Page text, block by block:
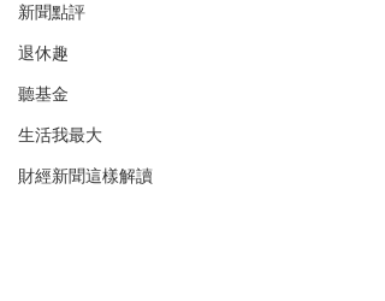
新聞點評
退休趣
聽基金
生活我最大
財經新聞這樣解讀